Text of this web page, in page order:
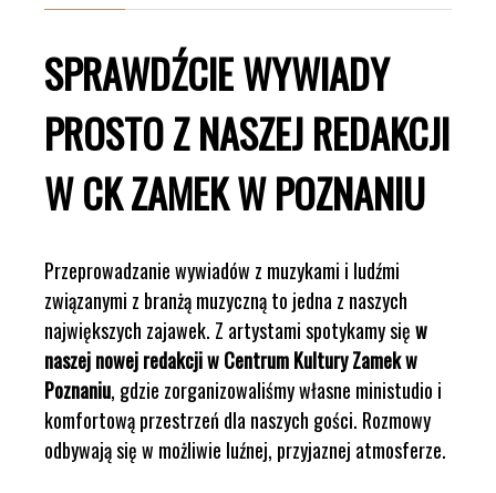
SPRAWDŹCIE WYWIADY
PROSTO Z NASZEJ REDAKCJI
W CK ZAMEK W POZNANIU
Przeprowadzanie wywiadów z muzykami i ludźmi
związanymi z branżą muzyczną to jedna z naszych
największych zajawek. Z artystami spotykamy sięw
naszej nowej redakcji w Centrum Kultury Zamek w
Poznaniu, gdzie zorganizowaliśmy własne ministudio i
komfortową przestrzeń dla naszych gości. Rozmowy
odbywają się w możliwie luźnej, przyjaznej atmosferze.